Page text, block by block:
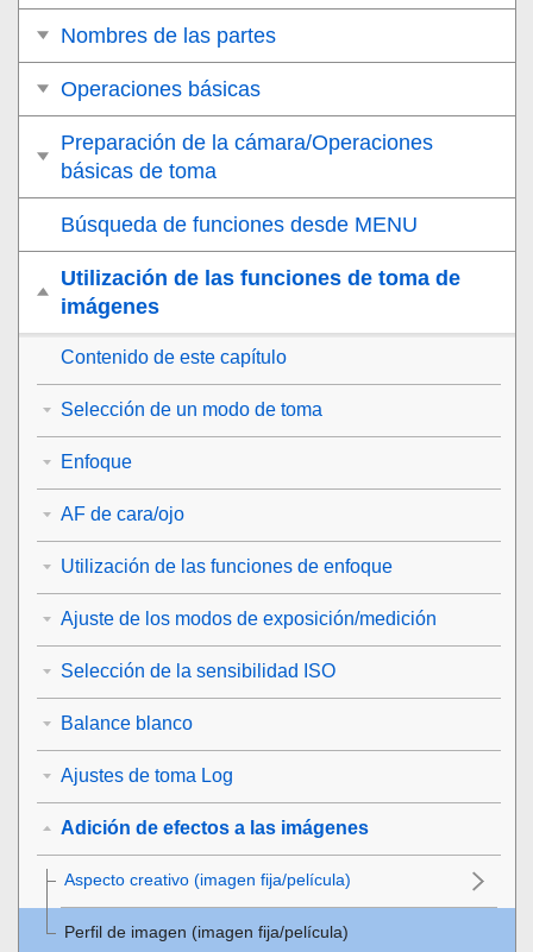
Nombres de las partes
Operaciones básicas
Preparación de la cámara/Operaciones
básicas de toma
Búsqueda de funciones desde MENU
Utilización de las funciones de toma de
imágenes
Contenido de este capítulo
Selección de un modo de toma
Enfoque
AF de cara/ojo
Utilización de las funciones de enfoque
Ajuste de los modos de exposición/medición
Selección de la sensibilidad ISO
Balance blanco
Ajustes de toma Log
Adición de efectos a las imágenes
Aspecto creativo (imagen fija/película)
Perfil de imagen (imagen fija/película)